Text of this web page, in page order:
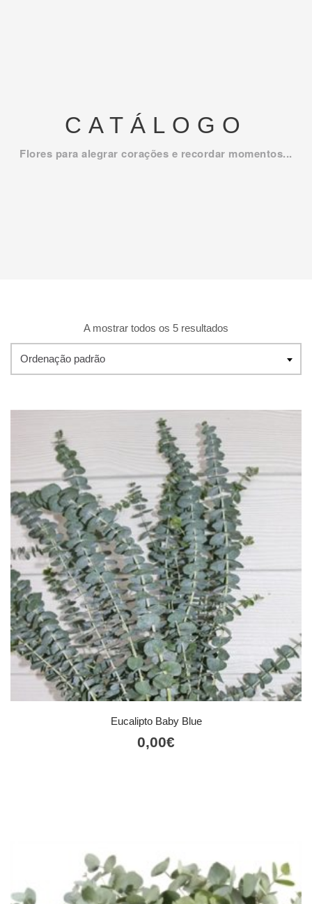
CATÁLOGO
Flores para alegrar corações e recordar momentos...
A mostrar todos os 5 resultados
Ordenação padrão
Eucalipto Baby Blue
0,00€